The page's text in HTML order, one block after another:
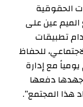
الحقوقية
عين على
تطبيقات
للحفاظ
مع إدارة
دفعها
هذا المجتمع”.